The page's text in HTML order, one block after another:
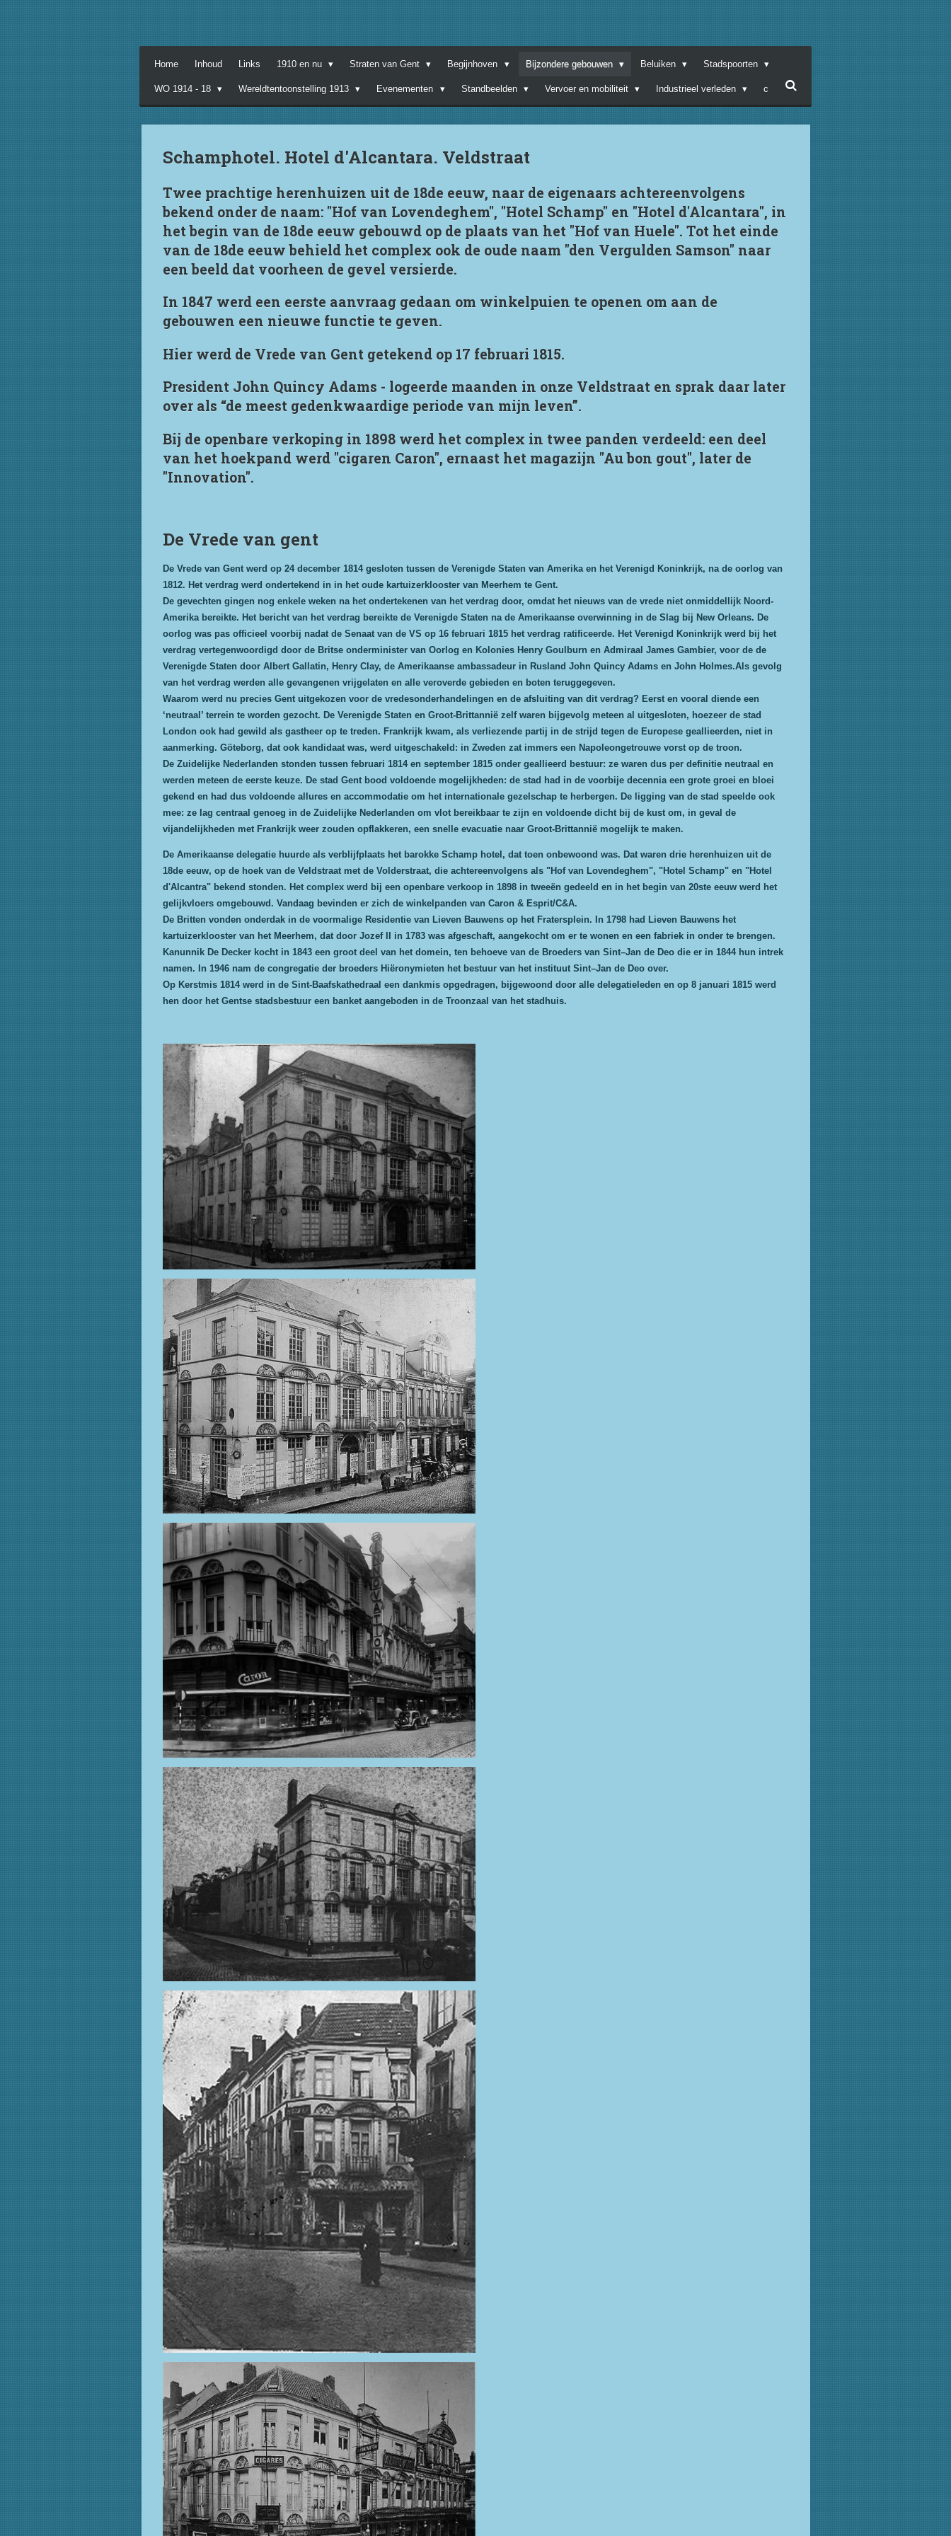
Home Inhoud Links 1910 en nu Straten van Gent Begijnhoven Bijzondere gebouwen Beluiken Stadspoorten
WO 1914 - 18 Wereldtentoonstelling 1913 Evenementen Standbeelden Vervoer en mobiliteit Industrieel verleden c
Schamphotel. Hotel d'Alcantara. Veldstraat
Twee prachtige herenhuizen uit de 18de eeuw, naar de eigenaars achtereenvolgens
bekend onder de naam: "Hof van Lovendeghem", "Hotel Schamp" en "Hotel d'Alcantara", in
het begin van de 18de eeuw gebouwd op de plaats van het "Hof van Huele". Tot het einde
van de 18de eeuw behield het complex ook de oude naam "den Vergulden Samson" naar
een beeld dat voorheen de gevel versierde.
In 1847 werd een eerste aanvraag gedaan om winkelpuien te openen om aan de
gebouwen een nieuwe functie te geven.
Hier werd de Vrede van Gent getekend op 17 februari 1815.
President John Quincy Adams - logeerde maanden in onze Veldstraat en sprak daar later
over als “de meest gedenkwaardige periode van mijn leven”.
Bij de openbare verkoping in 1898 werd het complex in twee panden verdeeld: een deel
van het hoekpand werd "cigaren Caron", ernaast het magazijn "Au bon gout", later de
"Innovation".
De Vrede van gent
De Vrede van Gent werd op 24 december 1814 gesloten tussen de Verenigde Staten van Amerika en het Verenigd Koninkrijk, na de oorlog van
1812. Het verdrag werd ondertekend in in het oude kartuizerklooster van Meerhem te Gent.
De gevechten gingen nog enkele weken na het ondertekenen van het verdrag door, omdat het nieuws van de vrede niet onmiddellijk Noord-
Amerika bereikte. Het bericht van het verdrag bereikte de Verenigde Staten na de Amerikaanse overwinning in de Slag bij New Orleans. De
oorlog was pas officieel voorbij nadat de Senaat van de VS op 16 februari 1815 het verdrag ratificeerde. Het Verenigd Koninkrijk werd bij het
verdrag vertegenwoordigd door de Britse onderminister van Oorlog en Kolonies Henry Goulburn en Admiraal James Gambier, voor de de
Verenigde Staten door Albert Gallatin, Henry Clay, de Amerikaanse ambassadeur in Rusland John Quincy Adams en John Holmes.Als gevolg
van het verdrag werden alle gevangenen vrijgelaten en alle veroverde gebieden en boten teruggegeven.
Waarom werd nu precies Gent uitgekozen voor de vredesonderhandelingen en de afsluiting van dit verdrag? Eerst en vooral diende een
‘neutraal’ terrein te worden gezocht. De Verenigde Staten en Groot-Brittannië zelf waren bijgevolg meteen al uitgesloten, hoezeer de stad
London ook had gewild als gastheer op te treden. Frankrijk kwam, als verliezende partij in de strijd tegen de Europese geallieerden, niet in
aanmerking. Göteborg, dat ook kandidaat was, werd uitgeschakeld: in Zweden zat immers een Napoleongetrouwe vorst op de troon.
De Zuidelijke Nederlanden stonden tussen februari 1814 en september 1815 onder geallieerd bestuur: ze waren dus per definitie neutraal en
werden meteen de eerste keuze. De stad Gent bood voldoende mogelijkheden: de stad had in de voorbije decennia een grote groei en bloei
gekend en had dus voldoende allures en accommodatie om het internationale gezelschap te herbergen. De ligging van de stad speelde ook
mee: ze lag centraal genoeg in de Zuidelijke Nederlanden om vlot bereikbaar te zijn en voldoende dicht bij de kust om, in geval de
vijandelijkheden met Frankrijk weer zouden opflakkeren, een snelle evacuatie naar Groot-Brittannië mogelijk te maken.
De Amerikaanse delegatie huurde als verblijfplaats het barokke Schamp hotel, dat toen onbewoond was. Dat waren drie herenhuizen uit de
18de eeuw, op de hoek van de Veldstraat met de Volderstraat, die achtereenvolgens als "Hof van Lovendeghem", "Hotel Schamp" en "Hotel
d'Alcantra" bekend stonden. Het complex werd bij een openbare verkoop in 1898 in tweeën gedeeld en in het begin van 20ste eeuw werd het
gelijkvloers omgebouwd. Vandaag bevinden er zich de winkelpanden van Caron & Esprit/C&A.
De Britten vonden onderdak in de voormalige Residentie van Lieven Bauwens op het Fratersplein. In 1798 had Lieven Bauwens het
kartuizerklooster van het Meerhem, dat door Jozef II in 1783 was afgeschaft, aangekocht om er te wonen en een fabriek in onder te brengen.
Kanunnik De Decker kocht in 1843 een groot deel van het domein, ten behoeve van de Broeders van Sint–Jan de Deo die er in 1844 hun intrek
namen. In 1946 nam de congregatie der broeders Hiëronymieten het bestuur van het instituut Sint–Jan de Deo over.
Op Kerstmis 1814 werd in de Sint-Baafskathedraal een dankmis opgedragen, bijgewoond door alle delegatieleden en op 8 januari 1815 werd
hen door het Gentse stadsbestuur een banket aangeboden in de Troonzaal van het stadhuis.